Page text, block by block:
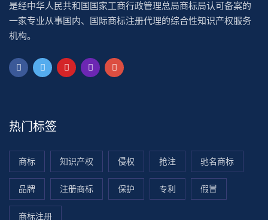
是经中华人民共和国国家工商行政管理总局商标局认可备案的
一家专业从事国内、国际商标注册代理的综合性知识产权服务
机构。
热门标签
商标 知识产权 侵权 抢注 驰名商标
品牌 注册商标 保护 专利 假冒
商标注册